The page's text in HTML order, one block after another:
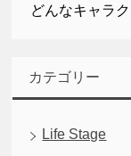
どんなキャラ
カテゴリー
Life Stage